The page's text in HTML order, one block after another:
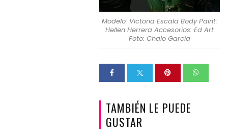
Modelo: Victoria Escala Body Paint:
Hellen Herrera Accesorios: Ed Art
Foto: Chalo García
TAMBIÉN LE PUEDE
GUSTAR